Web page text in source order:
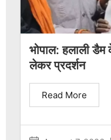
भोपाल: हलाली
लेकर प्रदर्शन
Read More